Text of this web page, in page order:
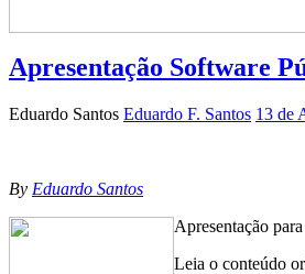
Apresentação Software
Eduardo Santos Eduardo F. Santos 13 de
By Eduardo Santos
Apresentação
Leia o conteúdo